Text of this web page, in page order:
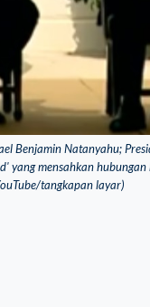
Benjamin Natanyahu;
yang mensahkan hubungan
tangkapan layar)